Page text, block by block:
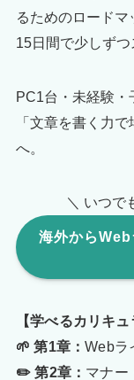
るためのロードマ
15日間で少しずつ
PC1台・未経験・
「文章を書く力
へ。
＼ いつで
海外から
【学べるカリキュ
🌱 第1章：Webラ
✏️ 第2章： マナー